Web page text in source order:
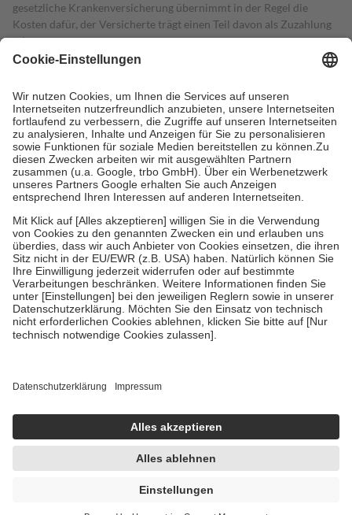
gesetzliche Krankenversicherung übernimmt in der Regel die
Kosten dafür, der Versicherte trägt einen Teil davon als Zuzahlung
mit.
Grundsätzlich leisten Mitglieder Zuzahlungen in Höhe von zehn
höchstens zehn Euro.
Es sind jedoch nie mehr als die tatsächlichen
Kosten der Leistung zu entrichten.
Diese Regeln gelten grundsätzlich auch für Online-Apotheken.
Bei Heilmitteln und häuslicher Krankenpflege beträgt die
Zuzahlung zehn Prozent der Kosten sowie zehn Euro je
Verordnung.
Um das Engagement der Versicherten für ihre eigene Gesundheit zu
stärken und die besondere Stellung der Familie zu unterstützen,
fallenkeine Zuzahlungenan bei:
• Kindern und Jugendlichen bis zum vollendeten 18. Lebensjahr
mit Ausnahme der Fahrkosten
• Untersuchungen zur Vorsorge und Früherkennung, die von der
GKV getragen werden
• empfohlenen Schutzimpfungen
• Harn- und Blutteststreifen
getroffen, um sicherzustellen, dass es sich um echte Bewertungen
https://help.etrusted.com/hc/de/articles/4419944605341
Einige Bilder und Inhalte wurden unter Zuhilfenahme künstlicher